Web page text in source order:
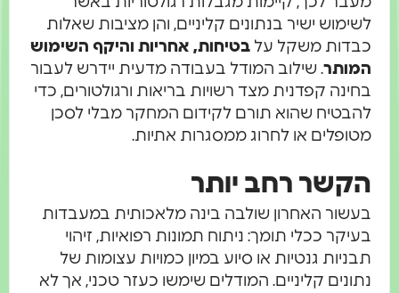
ישיר בנתונים קליניים, והן מציבות שאלות
משקל עלבטיחות, אחריות והיקף השימוש
. שילוב המודל בעבודה מדעית יידרש לעבור
קפדנית מצד רשויות בריאות ורגולטורים, כדי
שהוא תורם לקידום המחקר מבלי לסכן
או לחרוג ממסגרות אתיות.
רחב יותר
האחרון שולבה בינה מלאכותית במעבדות
ככלי תומך: ניתוח תמונות רפואיות, זיהוי
גנטיות או סיוע במיון כמויות עצומות של
קליניים. המודלים שימשו כעזר טכני, אך לא